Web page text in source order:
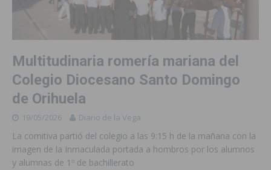
Multitudinaria romería mariana del
Colegio Diocesano Santo Domingo
de Orihuela
19/05/2026 Diario de la Vega
La comitiva partió del colegio a las 9:15 h de la mañana con la
imagen de la Inmaculada portada a hombros por los alumnos
y alumnas de 1º de bachillerato